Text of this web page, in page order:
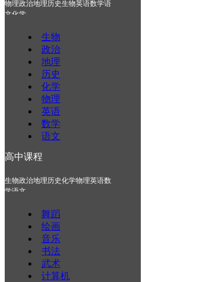
物理政治地理历史生物英语数学语
文化学
生物
政治
地理
历史
化学
物理
英语
数学
语文
高中课程
生物政治地理历史化学物理英语数
学语文
舞蹈
绘画
音乐
书法
武术
计算机